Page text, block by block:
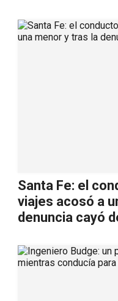
Santa Fe: el
viajes acosó a
denuncia cayó